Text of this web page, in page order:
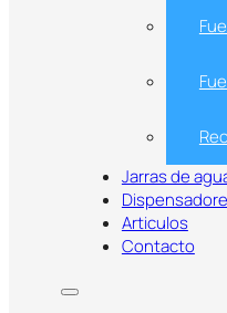
Jarras de
Articulos
Contacto